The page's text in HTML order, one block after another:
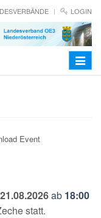
LOGIN
Toggle
Event
21.08.2026ab 18:00
statt.